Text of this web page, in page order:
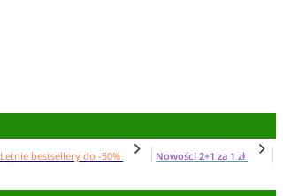
Letnie bestsellery do -50%
Nowości 2+1 za 1 zł